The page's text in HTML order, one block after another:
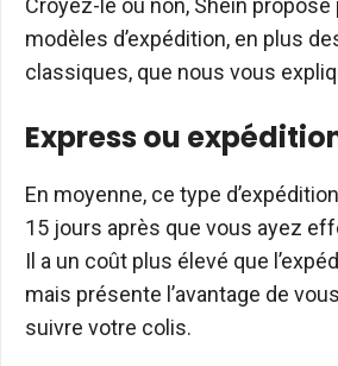
Croyez-le ou non, Shein
modèles d’expédition, en plus
classiques, que nous vous
Express ou
En moyenne, ce type
15 jours après que vous ayez
Il a un coût plus élevé que
mais présente l’avantage de
suivre votre colis.